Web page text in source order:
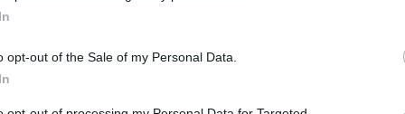
opt-out of the Sale of my Personal Data.
με την ExxonMobil και τη Chevron
υδρογονανθράκων στην Ελλάδα. Θα
γεώτρηση μετά από μισό αιώνα
παραγωγός φυσικού αερίου τα